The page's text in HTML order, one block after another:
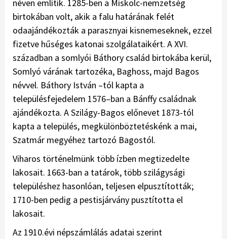
néven említik. 1285-ben a Miskolc-nemzetség
birtokában volt, akik a falu határának felét
odaajándékozták a parasznyai kisnemeseknek, ezzel
fizetve hűséges katonai szolgálataikért. A XVI.
században a somlyói Báthory család birtokába kerül,
Somlyó várának tartozéka, Baghoss, majd Bagos
névvel. Báthory István –tól kapta a
településfejedelem 1576–ban a Bánffy családnak
ajándékozta. A Szilágy-Bagos előnevet 1873-tól
kapta a település, megkülönböztetéskénk a mai,
Szatmár megyéhez tartozó Bagostól.
Viharos történelmünk több ízben megtizedelte
lakosait. 1663-ban a tatárok, több szilágysági
településhez hasonlóan, teljesen elpusztították;
1710-ben pedig a pestisjárvány pusztította el
lakosait.
Az 1910.évi népszámlálás adatai szerint